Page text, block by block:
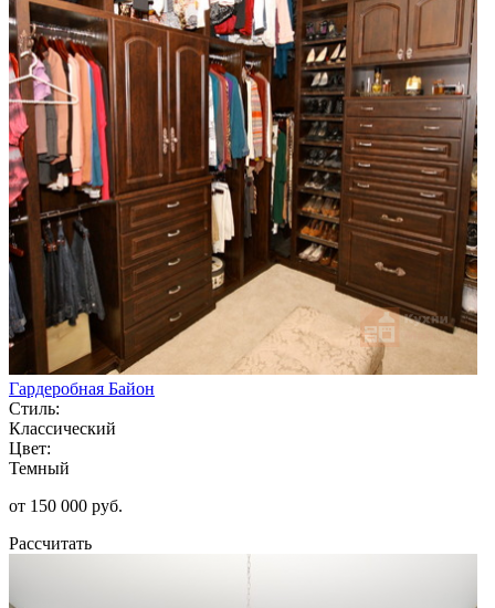
Гардеробная Байон
Стиль:
Классический
Цвет:
Темный
от 150 000 руб.
Рассчитать